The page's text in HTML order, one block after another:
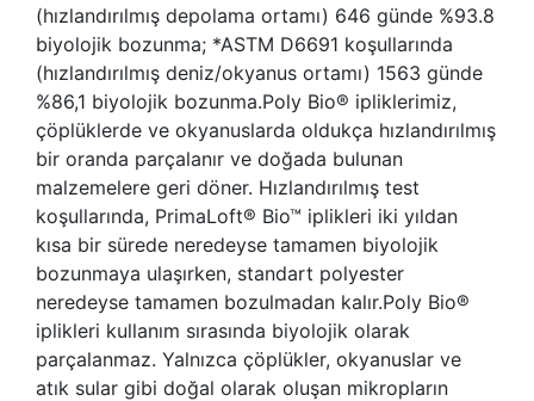
(hızlandırılmış depolama ortamı) 646 günde %93.8
biyolojik bozunma; *ASTM D6691 koşullarında
(hızlandırılmış deniz/okyanus ortamı) 1563 günde
%86,1 biyolojik bozunma.Poly Bio® ipliklerimiz,
çöplüklerde ve okyanuslarda oldukça hızlandırılmış
bir oranda parçalanır ve doğada bulunan
malzemelere geri döner. Hızlandırılmış test
koşullarında, PrimaLoft® Bio™ iplikleri iki yıldan
kısa bir sürede neredeyse tamamen biyolojik
bozunmaya ulaşırken, standart polyester
neredeyse tamamen bozulmadan kalır.Poly Bio®
iplikleri kullanım sırasında biyolojik olarak
parçalanmaz. Yalnızca çöplükler, okyanuslar ve
atık sular gibi doğal olarak oluşan mikropların